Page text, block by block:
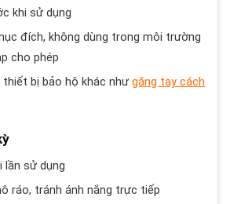
khi sử dụng
đích, không dùng trong môi trường
cho phép
thiết bị bảo hộ khác như găng tay cách
lần sử dụng
ráo, tránh ánh nắng trực tiếp